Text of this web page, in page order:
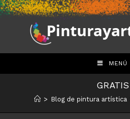
Saltar
al
contenido
MENÚ
GRATIS
> Blog de pintura artística